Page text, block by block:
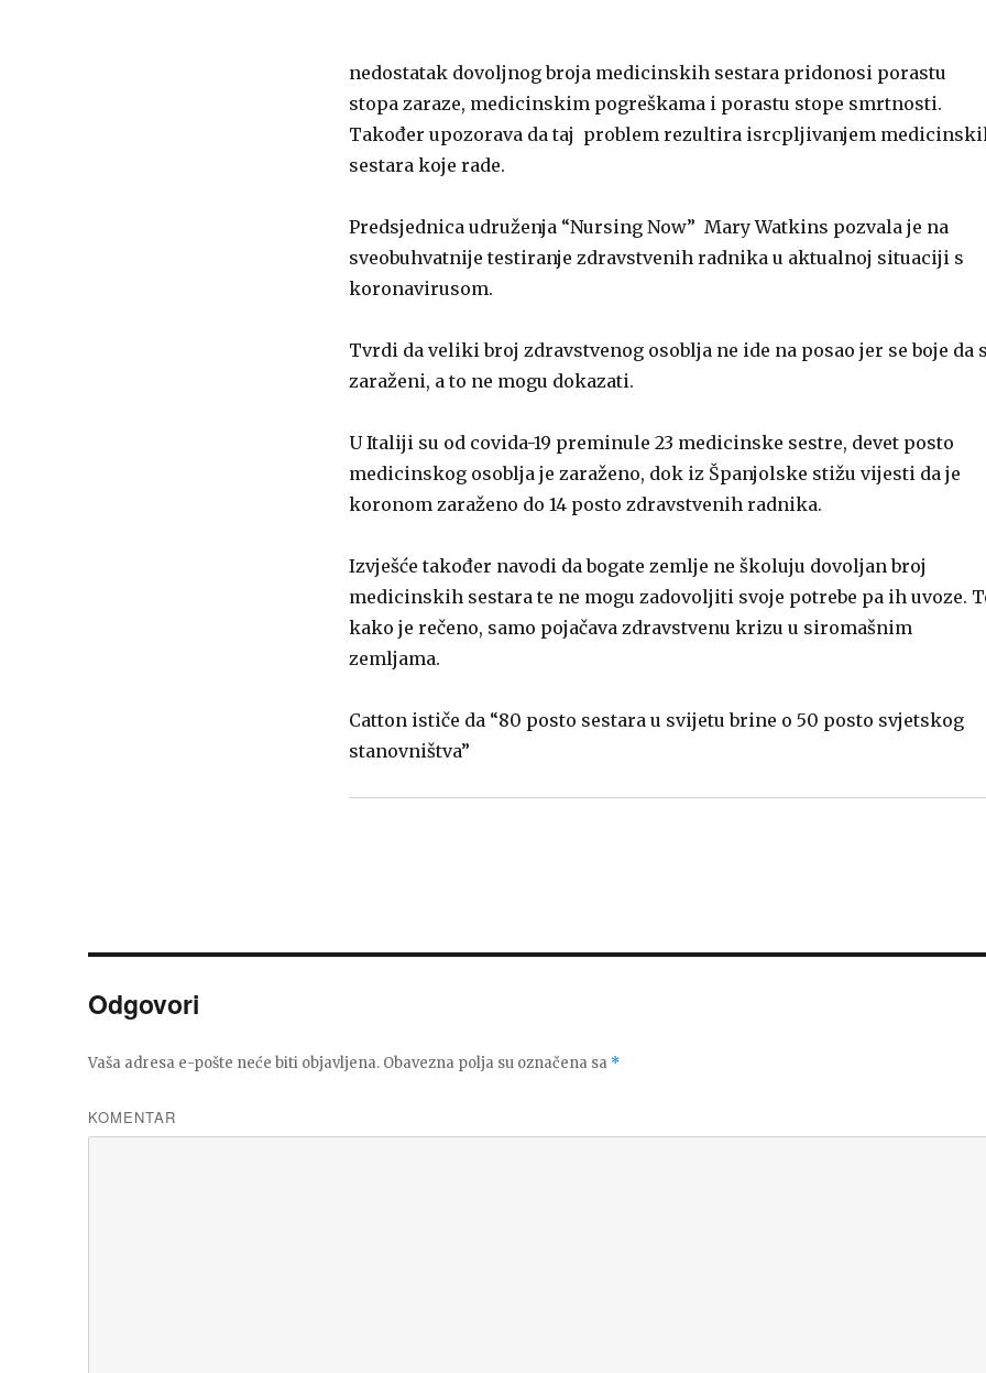
nedostatak dovoljnog broja medicinskih sestara pridonosi porastu
stopa zaraze, medicinskim pogreškama i porastu stope smrtnosti.
Također upozorava da taj problem rezultira isrcpljivanjem
sestara koje rade.
Predsjednica udruženja “Nursing Now” Mary Watkins pozvala je na
sveobuhvatnije testiranje zdravstvenih radnika u aktualnoj situaciji s
koronavirusom.
Tvrdi da veliki broj zdravstvenog osoblja ne ide na posao jer se boje da
zaraženi, a to ne mogu dokazati.
U Italiji su od covida-19 preminule 23 medicinske sestre, devet posto
medicinskog osoblja je zaraženo, dok iz Španjolske stižu vijesti da je
koronom zaraženo do 14 posto zdravstvenih radnika.
Izvješće također navodi da bogate zemlje ne školuju dovoljan broj
medicinskih sestara te ne mogu zadovoljiti svoje potrebe pa ih uvoze.
kako je rečeno, samo pojačava zdravstvenu krizu u siromašnim
zemljama.
Catton ističe da “80 posto sestara u svijetu brine o 50 posto svjetskog
stanovništva”
Odgovori
Vaša adresa e-pošte neće biti objavljena. Obavezna polja su označena sa *
KOMENTAR